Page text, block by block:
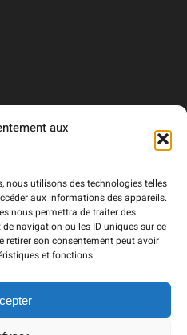
aux
nous utilisons des technologies telles
aux informations des appareils.
nous permettra de traiter des
navigation ou les ID uniques sur ce
retirer son consentement peut avoir
et fonctions.